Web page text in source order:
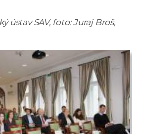
ústav SAV, foto: Juraj Broš,